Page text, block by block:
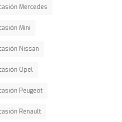
Mercedes
Mini
Nissan
Opel
Peugeot
Renault